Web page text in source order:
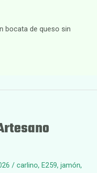
bocata de queso sin
/ carlino, E259, jamón,